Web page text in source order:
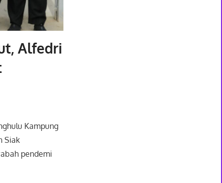
Alfedri
Kampung
Siak
pendemi